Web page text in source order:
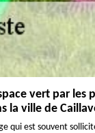
vert par les
la ville de
qui est souvent